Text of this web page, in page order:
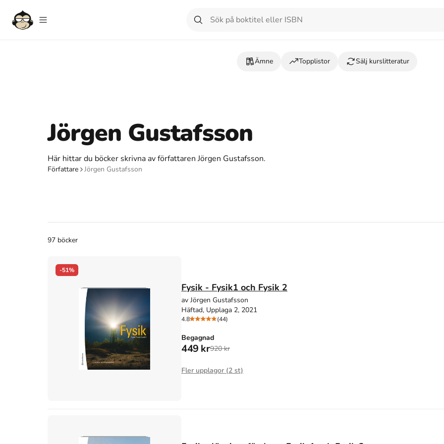
Ämne Topplistor Sälj kurslitteratur
Jörgen Gustafsson
Här hittar du böcker skrivna av författaren Jörgen Gustafsson.
Författare Jörgen Gustafsson
97 böcker
-51%
Fysik - Fysik1 och Fysik 2
av Jörgen Gustafsson
Häftad, Upplaga 2, 2021
4.8 (44)
Begagnad
449 kr920 kr
Fler upplagor (2 st)